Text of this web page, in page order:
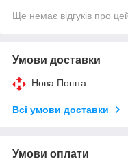
Ще немає відгуків про
Умови доставки
Нова Пошта
Всі умови доставки
Умови оплати